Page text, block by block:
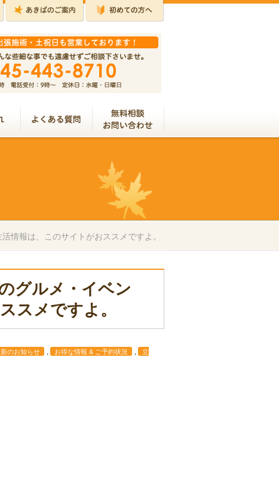
情報は、このサイトがおススメですよ。
グルメ・イベン
スメですよ。
のお知らせ お得な情報 & ご予約状況
立